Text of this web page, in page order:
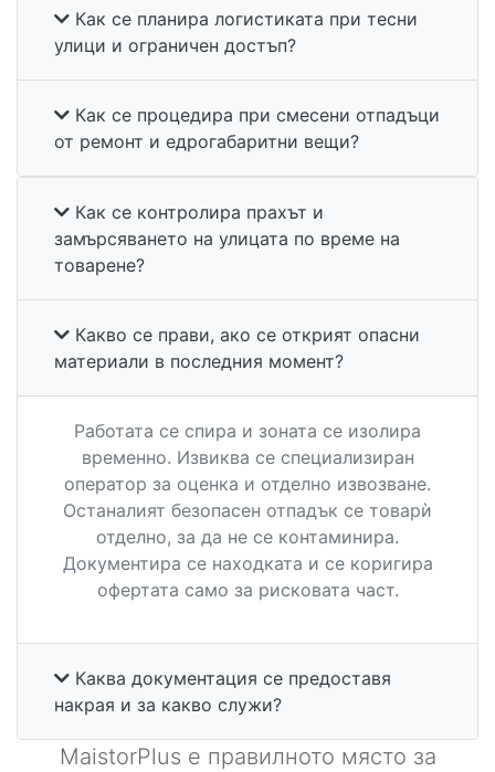
Как се планира логистиката при тесни
улици и ограничен достъп?
Как се процедира при смесени отпадъци
от ремонт и едрогабаритни вещи?
Как се контролира прахът и
замърсяването на улицата по време на
товарене?
Какво се прави, ако се открият опасни
материали в последния момент?
Работата се спира и зоната се изолира
временно. Извиква се специализиран
оператор за оценка и отделно извозване.
Останалият безопасен отпадък се товарѝ
отделно, за да не се контаминира.
Документира се находката и се коригира
офертата само за рисковата част.
Каква документация се предоставя
накрая и за какво служи?
MaistorPlus е правилното място за